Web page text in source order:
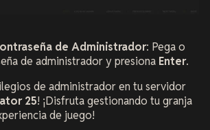
de Administrador: Pega o
de administrador y presiona Enter.
de administrador en tu servidor
25! ¡Disfruta gestionando tu granja
de juego!